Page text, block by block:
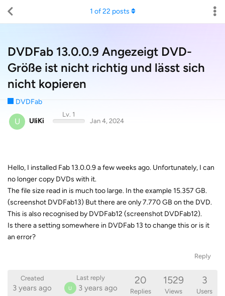
DVDFab 13.0.0.9 Angezeigt DVD-
Größe ist nicht richtig und lässt sich
nicht kopieren
DVDFab
1 of22 posts
U UliKi
Lv. 1
Jan 4, 2024
Hello, I installed Fab 13.0.0.9 a few weeks ago. Unfortunately, I can
no longer copy DVDs with it.
The file size read in is much too large. In the example 15.357 GB.
(screenshot DVDFab13) But there are only 7.770 GB on the DVD.
This is also recognised by DVDFab12 (screenshot DVDFab12).
Is there a setting somewhere in DVDFab 13 to change this or is it
an error?
Reply
Created
3 years ago
Last reply
U 3 years ago
20
Replies
1529
Views
3
Users